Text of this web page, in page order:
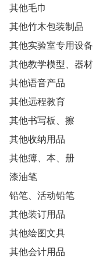
其他毛巾
其他竹木包装制品
其他实验室专用设备
其他教学模型、器材
其他语音产品
其他远程教育
其他书写板、擦
其他收纳用品
其他簿、本、册
漆油笔
铅笔、活动铅笔
其他装订用品
其他绘图文具
其他会计用品